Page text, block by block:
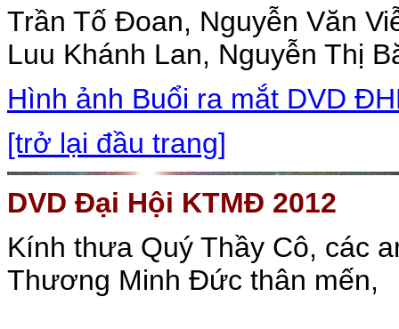
Trần Tố Đoan, Nguyễn Văn
Luu Khánh Lan, Nguyễn Thị
Hình ảnh Buổi ra mắt DVD
[trở lại đầu trang]
DVD Đại Hội KTMĐ 2012
Kính thưa Quý Thầy Cô, các
Thương Minh Đức thân mến,